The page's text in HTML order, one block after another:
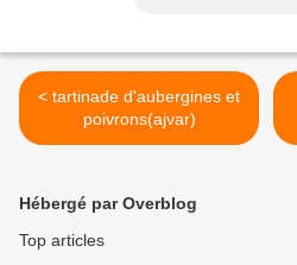
< tartinade d'aubergines et
poivrons(ajvar)
Hébergé par Overblog
Top articles